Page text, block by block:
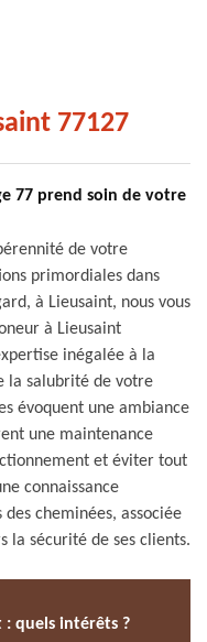
77127
77 prend soin de votre
de votre
primordiales dans
à Lieusaint, nous vous
à Lieusaint
inégalée à la
la salubrité de votre
évoquent une ambiance
une maintenance
et éviter tout
connaissance
cheminées, associée
la sécurité de ses clients.
: quels intérêts ?